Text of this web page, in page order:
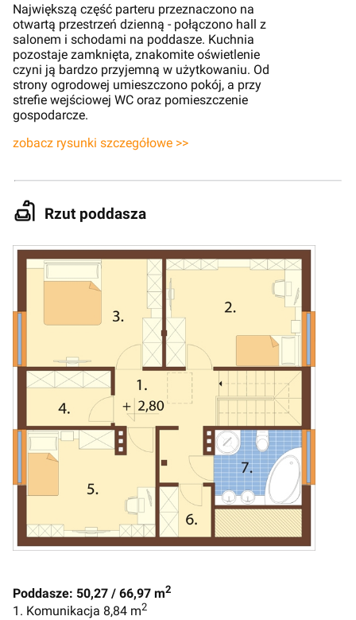
Największą część parteru przeznaczono na
otwartą przestrzeń dzienną - połączono hall z
salonem i schodami na poddasze. Kuchnia
pozostaje zamknięta, znakomite oświetlenie
czyni ją bardzo przyjemną w użytkowaniu. Od
strony ogrodowej umieszczono pokój, a przy
strefie wejściowej WC oraz pomieszczenie
gospodarcze.
zobacz rysunki szczegółowe >>
Rzut poddasza
Poddasze: 50,27 / 66,97 m2
1. Komunikacja 8,84 m2